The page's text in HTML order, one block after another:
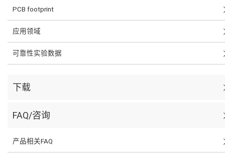
PCB footprint
应用领域
可靠性实验数据
下载
FAQ/咨询
产品相关FAQ